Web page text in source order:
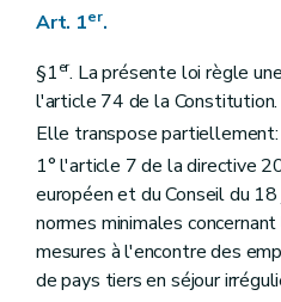
Art. 32
Art. 32/1
Art. 32/2
Art. 33
Art. 34
Art. 35
Art. 36
Art. 37
Titre 4 Dispositions
Chapitre 1
Principes
Art. 38
Chapitre 2
Art. 39
Art. 1er.
§1er. La présente loi règle
l'article 74 de la Constitution.
Elle transpose partiellement:
1° l'article 7 de la directive
européen et du Conseil du
normes minimales
mesures à l'encontre des
de pays tiers en séjour